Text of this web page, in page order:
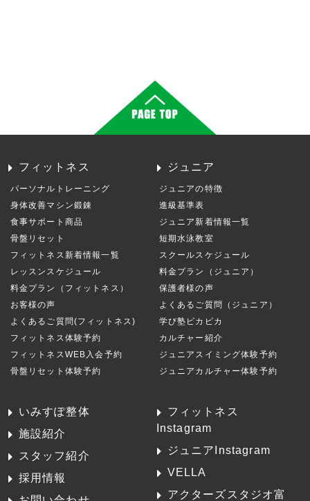
フィットネス
パーソナルトレーニング
身体改善マシン鍛錬
食事サポート商品
骨盤リセット
フィットネス新着情報一覧
レッスンスケジュール
料金プラン（フィットネス）
お客様の声
よくあるご質問(フィットネス)
フィットネス体験予約
フィットネスWEB入会予約
骨盤リセット体験予約
ジュニア
ジュニアの特徴
進級基準表
ジュニア新着情報一覧
短期水泳教室
スクールスケジュール
料金プラン（ジュニア）
保護者様の声
よくあるご質問（ジュニア）
学び塾ピカピカ
カルチャー紹介
ジュニアスイミング体験予約
ジュニアカルチャー体験予約
いみすぽ整体
施設紹介
スタッフ紹介
採用情報
フィットネス
Instagram
ジュニアInstagram
VELLA
アクターズスタジオ富